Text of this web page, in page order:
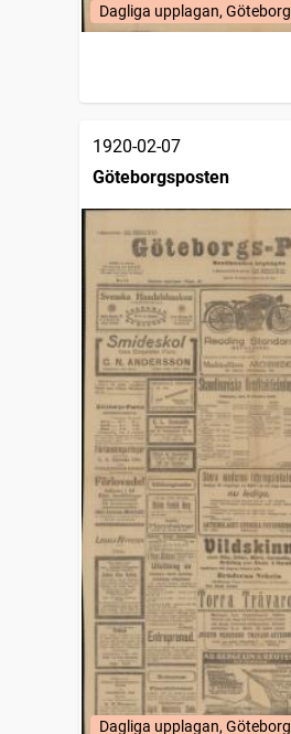
Dagliga upplagan, Göteborg
1920-02-07
Göteborgsposten
Dagliga upplagan, Göteborg